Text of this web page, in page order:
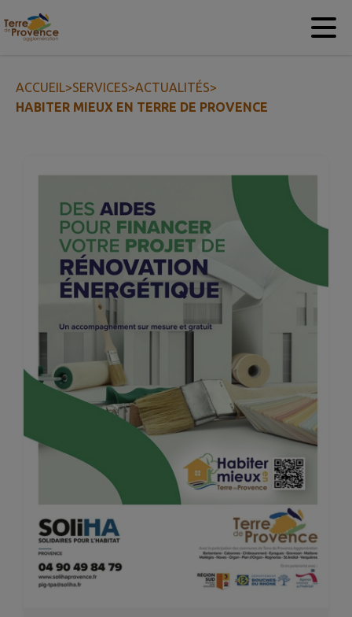
Contenu
ACCUEIL>SERVICES>ACTUALITÉS>
HABITER MIEUX EN TERRE DE PROVENCE